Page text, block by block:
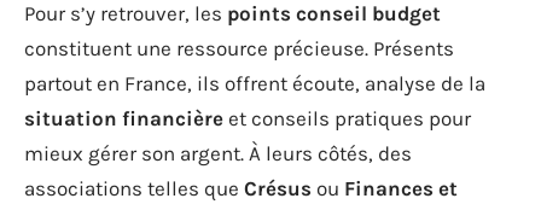
Pour s’y retrouver, les points conseil budget
constituent une ressource précieuse. Présents
partout en France, ils offrent écoute, analyse de la
situation financière et conseils pratiques pour
mieux gérer son argent. À leurs côtés, des
associations telles que Crésus ou Finances et